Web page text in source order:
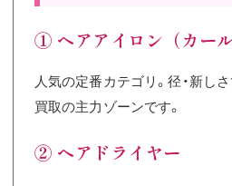
① ヘアアイロン（カール
人気の定番カテゴリ。径・新し
買取の主力ゾーンです。
② ヘアドライヤー